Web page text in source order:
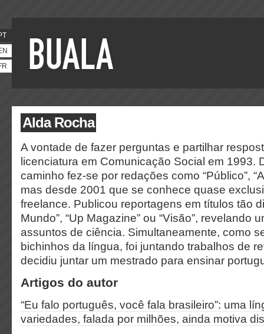
Alda Rocha
A vontade de fazer perguntas e partilhar
licenciatura em Comunicação Social em 1993.
caminho fez-se por redações como “Público”,
mas desde 2001 que se conhece quase
freelance. Publicou reportagens em títulos tão
Mundo”, “Up Magazine” ou “Visão”, revelando
assuntos de ciência. Simultaneamente, como
bichinhos da língua, foi juntando trabalhos de
decidiu juntar um mestrado para ensinar
Artigos do autor
“Eu falo português, você fala brasileiro”: uma
variedades, falada por milhões, ainda motiva